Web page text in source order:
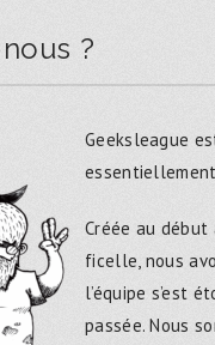
?
Geeksleague
Créée au
ficelle, nous
l’équipe s’est
passée. Nous